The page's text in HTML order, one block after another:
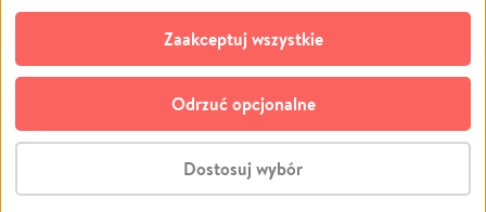
Stwórz zbiórkę - za darmo
Pogrzeb
Społeczność lokalna
Kultura
Impreza
Ochrona środowiska
Biznes
© CROWDING SP. Z O.O.
opcjonalnych plików cookie
technologii do celów analitycznych i retargetingowych. Możesz wyrazić
zgodę na ich stosowanie lub jej odmówić. W dowolnym momencie masz
możliwość zmiany swoich preferencji na stronie „Zarządzaj zgodami cookie”,
do której link znajdziesz w stopce serwisu Pomagam.pl. Opcjonalne pliki
cookie wykorzystywane są w następujących celach:
działanie serwisu Pomagam.pl. Dzięki nim możemy zrozumieć, jak
użytkownicy korzystają z naszego serwisu – skąd trafiają do serwisu, jak
Dostosuj wybór
Odrzuć opcjonalne
Zaakceptuj wszystkie